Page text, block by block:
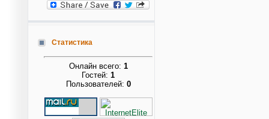
Статистика
Онлайн всего: 1
Гостей: 1
Пользователей: 0